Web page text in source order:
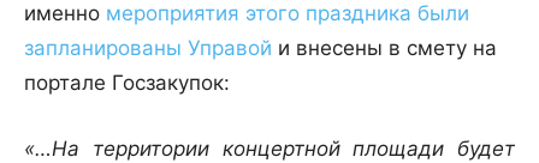
именно мероприятия этого праздника были
запланированы Управой и внесены в смету на
портале Госзакупок:
«…На территории концертной площади будет